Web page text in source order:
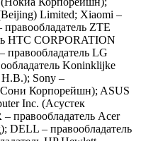
Limited; Xiaomi –
ZTE
HTC CORPORATION
LG
Koninklijke
Sony –
Корпорейшн); ASUS
Inc. (Асустек
правообладатель Acer
DELL – правообладатель